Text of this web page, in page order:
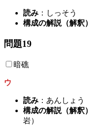
読み ：しっそう
構成の解説（解釈）
問題19
暗礁
ウ
読み ：あんしょう
構成の解説（解釈）
岩）